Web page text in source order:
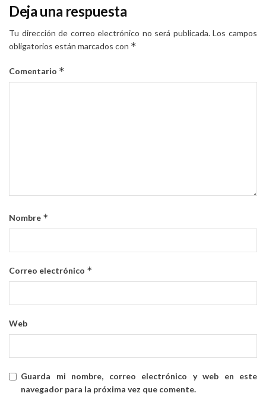
Deja una respuesta
Tu dirección de correo electrónico no será publicada. Los campos
obligatorios están marcados con *
Comentario *
Nombre *
Correo electrónico *
Web
Guarda mi nombre, correo electrónico y web en este
navegador para la próxima vez que comente.